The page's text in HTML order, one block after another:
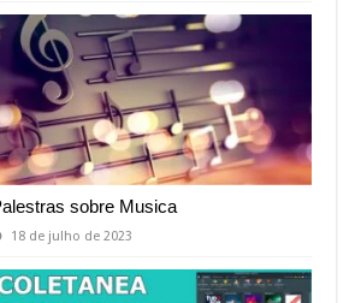
sobre Musica
18 de julho de 2023